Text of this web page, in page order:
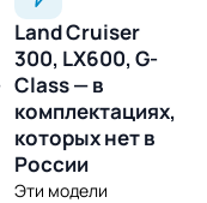
Land Cruiser
300, LX600, G-
Class — в
комплектациях,
которых нет в
России
Эти модели